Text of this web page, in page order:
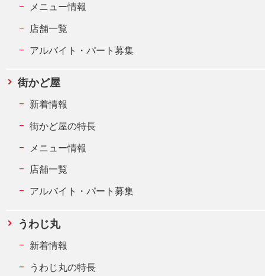
メニュー情報
店舗一覧
アルバイト・パート募集
街かど屋
新着情報
街かど屋の特長
メニュー情報
店舗一覧
アルバイト・パート募集
うわじ丸
新着情報
うわじ丸の特長